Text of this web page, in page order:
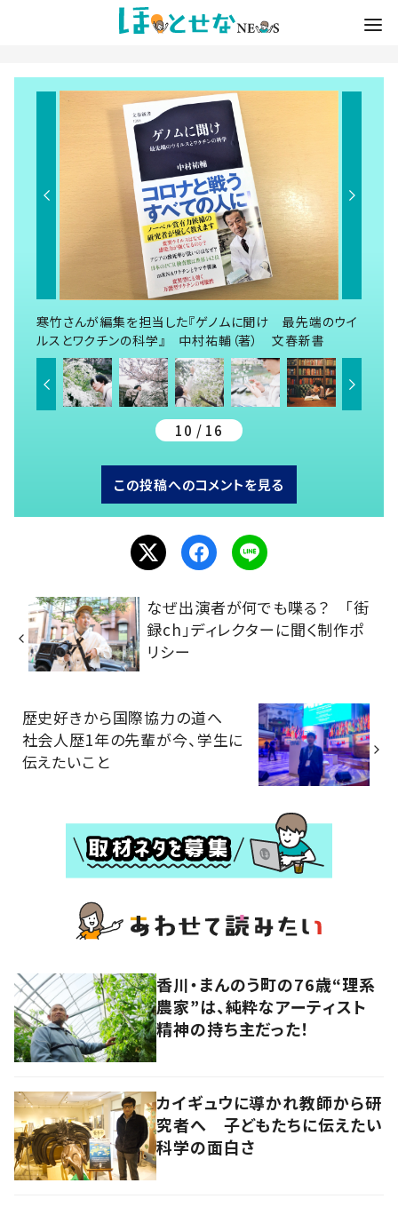
寒竹さんが編集を担当した『ゲノムに聞け 最先端のウイ
ルスとワクチンの科学』 中村祐輔（著） 文春新書
10 / 16
この投稿へのコメントを見る
なぜ出演者が何でも喋る？ 「街
録ch」ディレクターに聞く制作ポ
リシー
歴史好きから国際協力の道へ
社会人歴1年の先輩が今、学生に
伝えたいこと
香川・まんのう町の76歳“理系
農家”は、純粋なアーティスト
精神の持ち主だった！
カイギュウに導かれ教師から研
究者へ 子どもたちに伝えたい
科学の面白さ